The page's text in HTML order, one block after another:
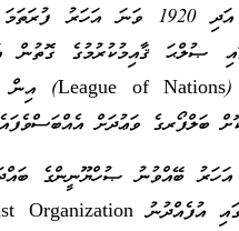
ފެށިއްޖެއެވެ. އަދި 1920 ވަނަ
ޞުލްޙަ ޤާއިމުކުރުމުގެ ގޮތުން
ބަލްފޯރގެ ވަޢުދަށް
ވަނަ އަހަރު ބޭއްވުނު ޞުހްޔޫނީންގެ